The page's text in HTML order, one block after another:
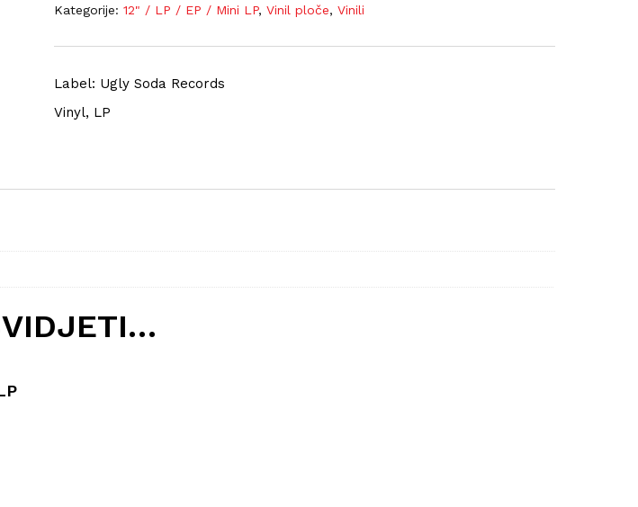
Label: Ugly Soda Records
Vinyl, LP
Kategorije:12" / LP / EP / Mini LP,Vinil ploče,Vinili